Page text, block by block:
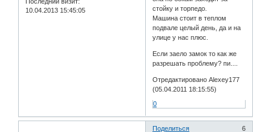
10.04.2013 15:45:05
стойку и торпедо.
Машина стоит в теплом
подвале целый день, да и на
улице у нас плюс.
Если заело замок то как же
разрешать проблему? пи....
Отредактировано Alexey177
(05.04.2011 18:15:55)
0
Поделиться
6